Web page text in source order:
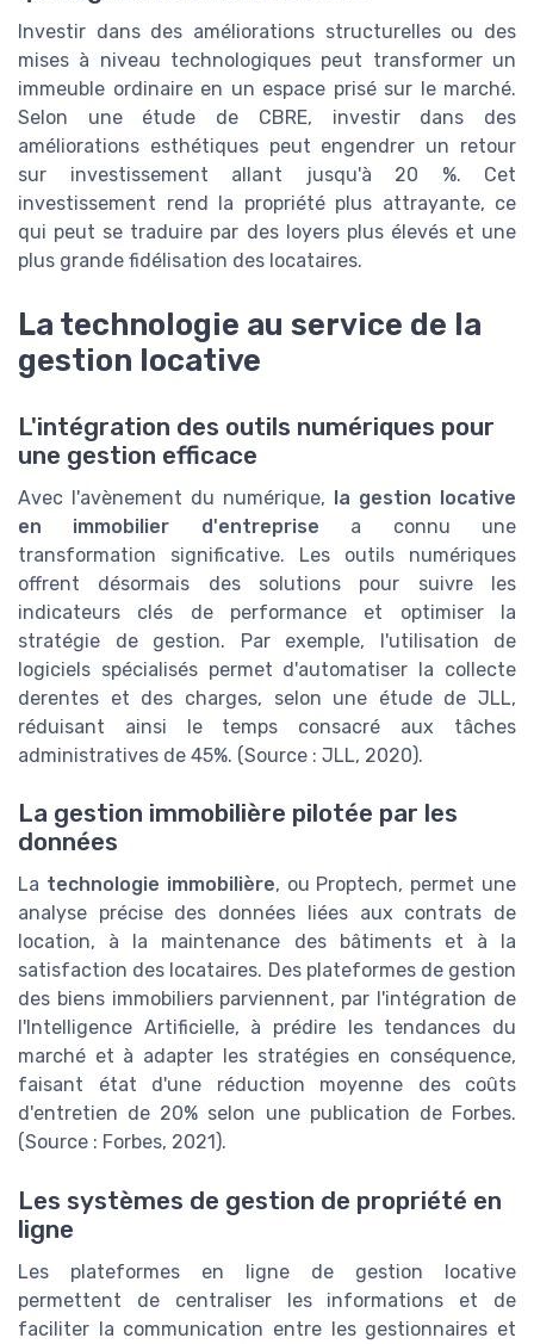
Investir dans des améliorations structurelles ou des
mises à niveau technologiques peut transformer un
immeuble ordinaire en un espace prisé sur le marché.
Selon une étude de CBRE, investir dans des
améliorations esthétiques peut engendrer un retour
sur investissement allant jusqu'à 20 %. Cet
investissement rend la propriété plus attrayante, ce
qui peut se traduire par des loyers plus élevés et une
plus grande fidélisation des locataires.
La technologie au service de la
gestion locative
L'intégration des outils numériques pour
une gestion efficace
Avec l'avènement du numérique, la gestion locative
en immobilier d'entreprise a connu une
transformation significative. Les outils numériques
offrent désormais des solutions pour suivre les
indicateurs clés de performance et optimiser la
stratégie de gestion. Par exemple, l'utilisation de
logiciels spécialisés permet d'automatiser la collecte
derentes et des charges, selon une étude de JLL,
réduisant ainsi le temps consacré aux tâches
administratives de 45%. (Source : JLL, 2020).
La gestion immobilière pilotée par les
données
La technologie immobilière, ou Proptech, permet une
analyse précise des données liées aux contrats de
location, à la maintenance des bâtiments et à la
satisfaction des locataires. Des plateformes de gestion
des biens immobiliers parviennent, par l'intégration de
l'Intelligence Artificielle, à prédire les tendances du
marché et à adapter les stratégies en conséquence,
faisant état d'une réduction moyenne des coûts
d'entretien de 20% selon une publication de Forbes.
(Source : Forbes, 2021).
Les systèmes de gestion de propriété en
ligne
Les plateformes en ligne de gestion locative
permettent de centraliser les informations et de
faciliter la communication entre les gestionnaires et